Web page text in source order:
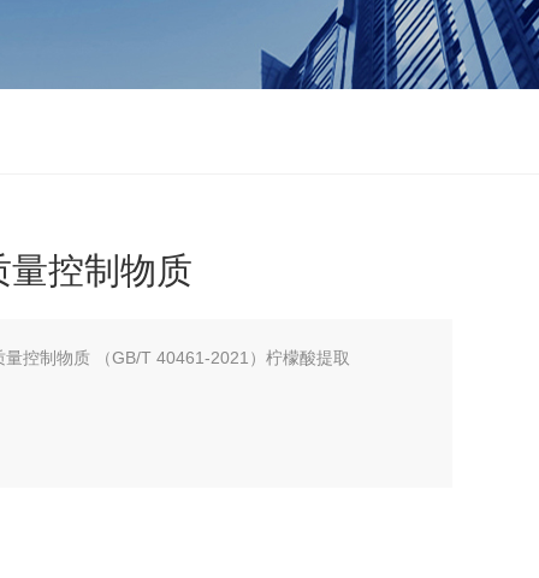
量控制物质
控制物质 （GB/T 40461-2021）柠檬酸提取